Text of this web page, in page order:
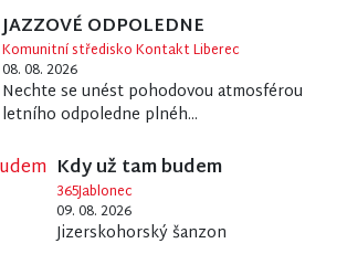
JAZZOVÉ ODPOLEDNE
Komunitní středisko Kontakt Liberec
08. 08. 2026
Nechte se unést pohodovou atmosférou
letního odpoledne plnéh...
Kdy už tam budem
365Jablonec
09. 08. 2026
Jizerskohorský šanzon